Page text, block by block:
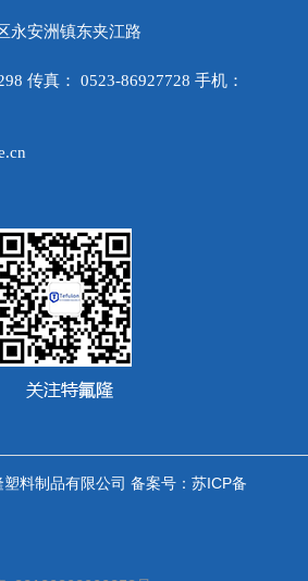
永安洲镇东夹江路
传真： 0523-86927728 手机：
料制品有限公司 备案号： 苏ICP备